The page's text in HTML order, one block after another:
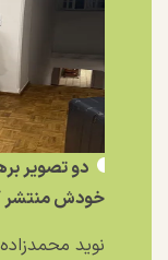
دو تصویر
خودش منتشر
نوید